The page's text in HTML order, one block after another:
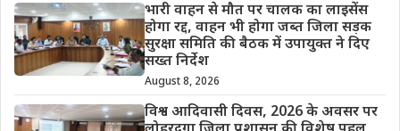
भारी वाहन से मौत पर चालक का लाइसेंस
होगा रद्द, वाहन भी होगा जब्त जिला सड़क
सुरक्षा समिति की बैठक में उपायुक्त ने दिए
सख्त निर्देश
August 8, 2026
विश्व आदिवासी दिवस, 2026 के अवसर पर